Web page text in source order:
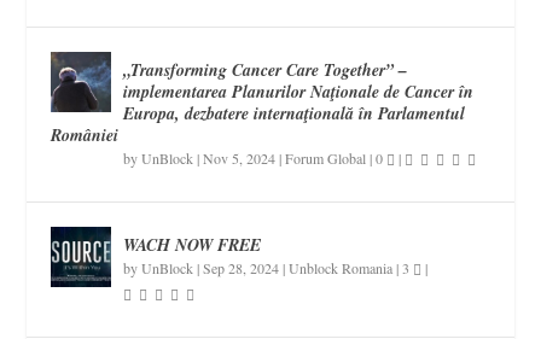
„Transforming Cancer Care Together” –
implementarea Planurilor Naţionale de Cancer în
Europa, dezbatere internaţională în Parlamentul
României
byUnBlock |Nov 5, 2024|Forum Global |0 |
WACH NOW FREE
byUnBlock |Sep 28, 2024|Unblock Romania|3 |